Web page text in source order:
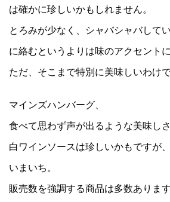
は確かに珍しいかもしれません。
とろみが少なく、シャバシャバして
に絡むというよりは味のアクセントに
ただ、そこまで特別に美味しいわけ
マインズハンバーグ、
食べて思わず声が出るような美味しさ
白ワインソースは珍しいかもですが
いまいち。
販売数を強調する商品は多数ありま